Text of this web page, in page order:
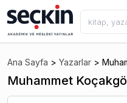
Ana Sayfa > Yazarlar >
Muhammet